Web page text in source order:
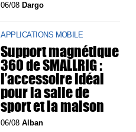
06/08 Dargo
APPLICATIONS MOBILE
Support magnétique
360 de SMALLRIG :
l’accessoire idéal
pour la salle de
sport et la maison
06/08Alban